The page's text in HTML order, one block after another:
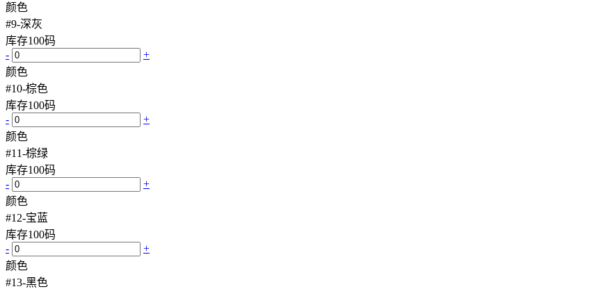
颜色
#9-深灰
库存100码
-
+
颜色
#10-棕色
库存100码
-
+
颜色
#11-棕绿
库存100码
-
+
颜色
#12-宝蓝
库存100码
-
+
颜色
#13-黑色